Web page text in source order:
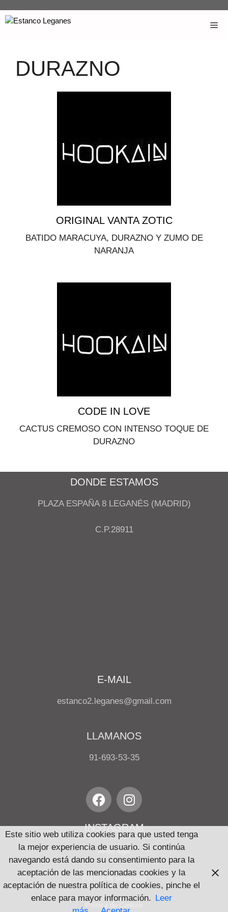
DURAZNO
ORIGINAL VANTA ZOTIC
BATIDO MARACUYA, DURAZNO Y ZUMO DE
NARANJA
CODE IN LOVE
CACTUS CREMOSO CON INTENSO TOQUE DE
DURAZNO
DONDE ESTAMOS
PLAZA ESPAÑA 8 LEGANÉS (MADRID)
C.P.28911
E-MAIL
estanco2.leganes@gmail.com
LLAMANOS
91-693-53-35
INSTAGRAM
Aviso legal
Política de Cookies
Este sitio web utiliza cookies para que usted tenga
la mejor experiencia de usuario. Si continúa
navegando está dando su consentimiento para la
aceptación de las mencionadas cookies y la
aceptación de nuestra política de cookies, pinche el
enlace para mayor información. Leer